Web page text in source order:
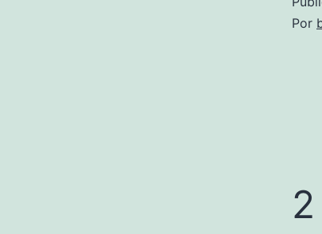
Por